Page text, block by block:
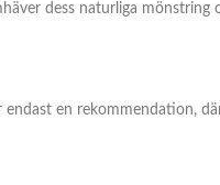
dess naturliga mönstring
en rekommendation,